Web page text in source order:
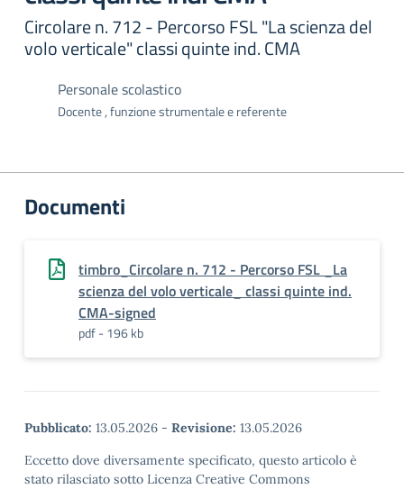
Circolare n. 712 - Percorso FSL "La scienza del
volo verticale" classi quinte ind. CMA
Personale scolastico
Docente , funzione strumentale e referente
Documenti
timbro_Circolare n. 712 - Percorso FSL _La
scienza del volo verticale_ classi quinte ind.
CMA-signed
pdf - 196 kb
Pubblicato: 13.05.2026 - Revisione: 13.05.2026
Eccetto dove diversamente specificato, questo articolo è
stato rilasciato sotto Licenza Creative Commons